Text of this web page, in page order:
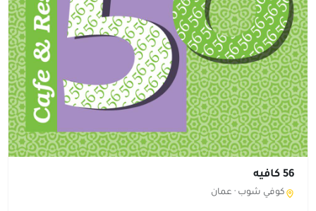
56 كافيه
كوفي شوب · عمان